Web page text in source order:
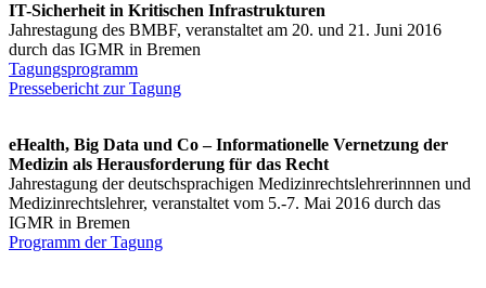
IT-Sicherheit in Kritischen Infrastrukturen
Jahrestagung des BMBF, veranstaltet am 20. und 21. Juni 2016
durch das IGMR in Bremen
Tagungsprogramm
Pressebericht zur Tagung
eHealth, Big Data und Co – Informationelle Vernetzung der
Medizin als Herausforderung für das Recht
Jahrestagung der deutschsprachigen Medizinrechtslehrerinnnen und
Medizinrechtslehrer, veranstaltet vom 5.-7. Mai 2016 durch das
IGMR in Bremen
Programm der Tagung